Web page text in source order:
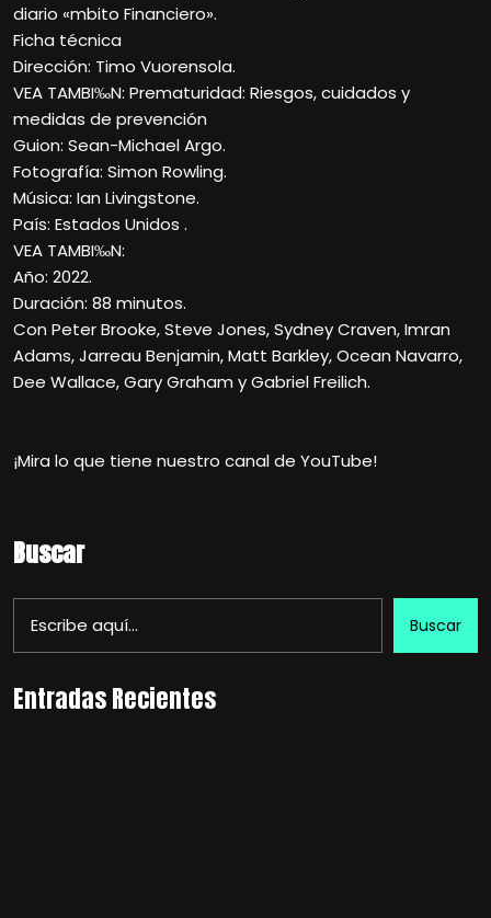
diario «mbito Financiero».
Ficha técnica
Dirección: Timo Vuorensola.
VEA TAMBI‰N: Prematuridad: Riesgos, cuidados y
medidas de prevención
Guion: Sean-Michael Argo.
Fotografía: Simon Rowling.
Música: Ian Livingstone.
País: Estados Unidos .
VEA TAMBI‰N:
Año: 2022.
Duración: 88 minutos.
Con Peter Brooke, Steve Jones, Sydney Craven, Imran
Adams, Jarreau Benjamin, Matt Barkley, Ocean Navarro,
Dee Wallace, Gary Graham y Gabriel Freilich.
¡Mira lo que tiene nuestro canal de YouTube!
Buscar
Buscar
Entradas Recientes